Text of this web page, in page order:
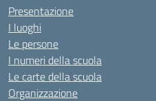
Presentazione
I luoghi
Le persone
I numeri della scuola
Le carte della scuola
Organizzazione